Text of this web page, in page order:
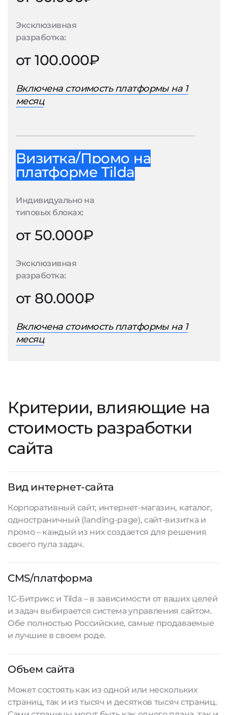
Эксклюзивная
разработка:
от 100.000₽
Включена стоимость платформы на 1
месяц
Визитка/Промо на
платформе Tilda
Индивидуально на
типовых блоках:
от 50.000₽
Эксклюзивная
разработка:
от 80.000₽
Включена стоимость платформы на 1
месяц
Критерии, влияющие на
стоимость разработки
сайта
Вид интернет-сайта
Корпоративный сайт, интернет-магазин, каталог,
одностраничный (landing-page), сайт-визитка и
промо – каждый из них создается для решения
своего пула задач.
CMS/платформа
1С-Битрикс и Tilda – в зависимости от ваших целей
и задач выбирается система управления сайтом.
Обе полностью Российские, самые продаваемые
и лучшие в своем роде.
Объем сайта
Может состоять как из одной или нескольких
страниц, так и из тысяч и десятков тысяч страниц.